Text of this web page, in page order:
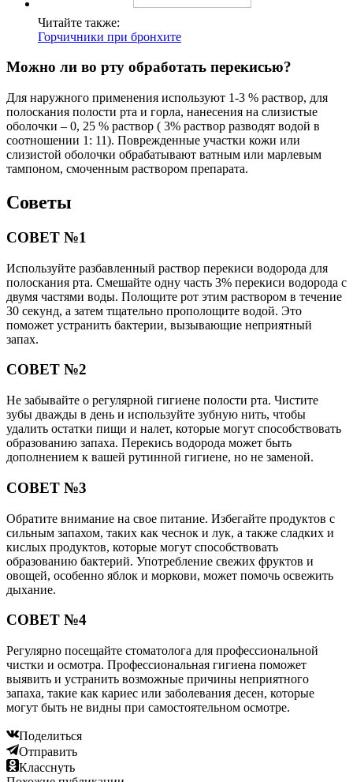
Читайте также:
Горчичники при бронхите
Можно ли во рту обработать перекисью?
Для наружного применения используют 1-3 % раствор, для
полоскания полости рта и горла, нанесения на слизистые
оболочки – 0, 25 % раствор ( 3% раствор разводят водой в
соотношении 1: 11). Поврежденные участки кожи или
слизистой оболочки обрабатывают ватным или марлевым
тампоном, смоченным раствором препарата.
Советы
СОВЕТ №1
Используйте разбавленный раствор перекиси водорода для
полоскания рта. Смешайте одну часть 3% перекиси водорода с
двумя частями воды. Полощите рот этим раствором в течение
30 секунд, а затем тщательно прополощите водой. Это
поможет устранить бактерии, вызывающие неприятный
запах.
СОВЕТ №2
Не забывайте о регулярной гигиене полости рта. Чистите
зубы дважды в день и используйте зубную нить, чтобы
удалить остатки пищи и налет, которые могут способствовать
образованию запаха. Перекись водорода может быть
дополнением к вашей рутинной гигиене, но не заменой.
СОВЕТ №3
Обратите внимание на свое питание. Избегайте продуктов с
сильным запахом, таких как чеснок и лук, а также сладких и
кислых продуктов, которые могут способствовать
образованию бактерий. Употребление свежих фруктов и
овощей, особенно яблок и моркови, может помочь освежить
дыхание.
СОВЕТ №4
Регулярно посещайте стоматолога для профессиональной
чистки и осмотра. Профессиональная гигиена поможет
выявить и устранить возможные причины неприятного
запаха, такие как кариес или заболевания десен, которые
могут быть не видны при самостоятельном осмотре.
Поделиться
Отправить
Класснуть